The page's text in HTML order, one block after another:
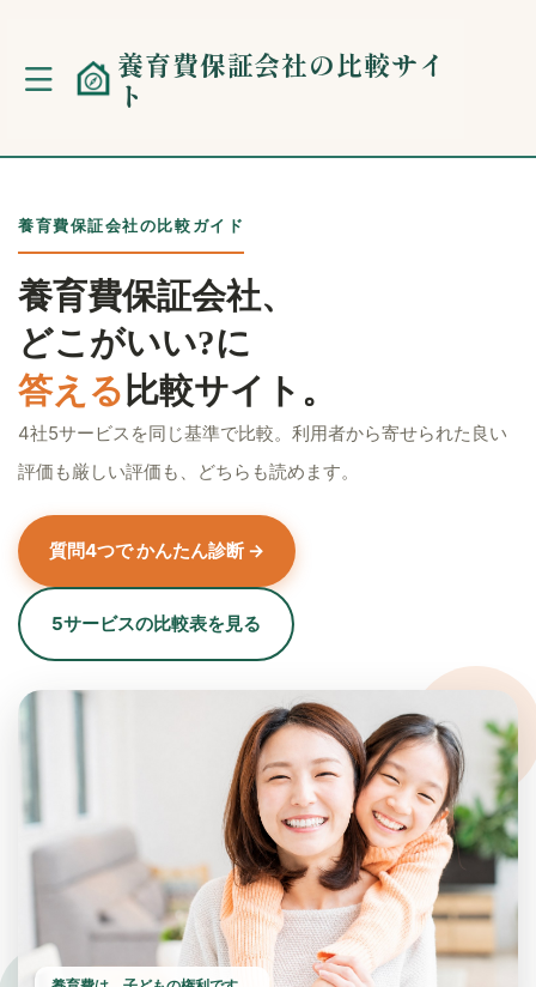
養育費保証会社の比較サイ
ト
養育費保証会社の比較ガイド
養育費保証会社、
どこがいい?に
答える 比較サイト。
4社5サービスを同じ基準で比較。利用者から寄せられた良い
評価も厳しい評価も、どちらも読めます。
質問4つで かんたん診断 →
5サービスの比較表を見る